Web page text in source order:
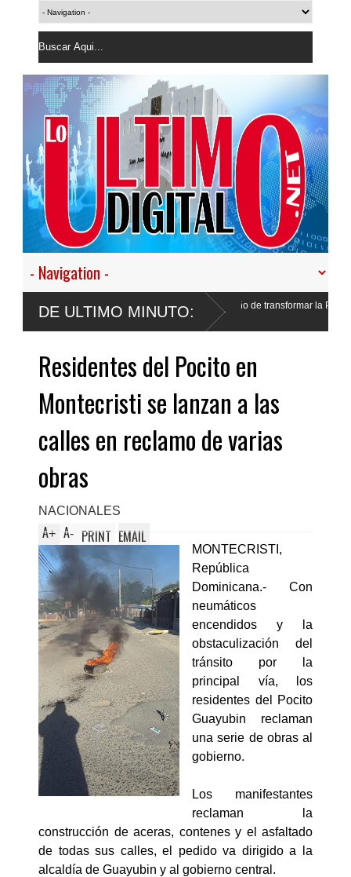
DE ULTIMO MINUTO:
“No vamos a desistir en nuestro empeño de transformar la Policía”, y
Residentes del Pocito en
Montecristi se lanzan a las
calles en reclamo de varias
obras
NACIONALES
A+ A- PRINT EMAIL
MONTECRISTI,
República
Dominicana.- Con
neumáticos
encendidos y la
obstaculización del
tránsito por la
principal vía, los
residentes del Pocito
Guayubin reclaman
una serie de obras al
gobierno.
Los manifestantes
reclaman la
construcción de aceras, contenes y el asfaltado
de todas sus calles, el pedido va dirigido a la
alcaldía de Guayubin y al gobierno central.